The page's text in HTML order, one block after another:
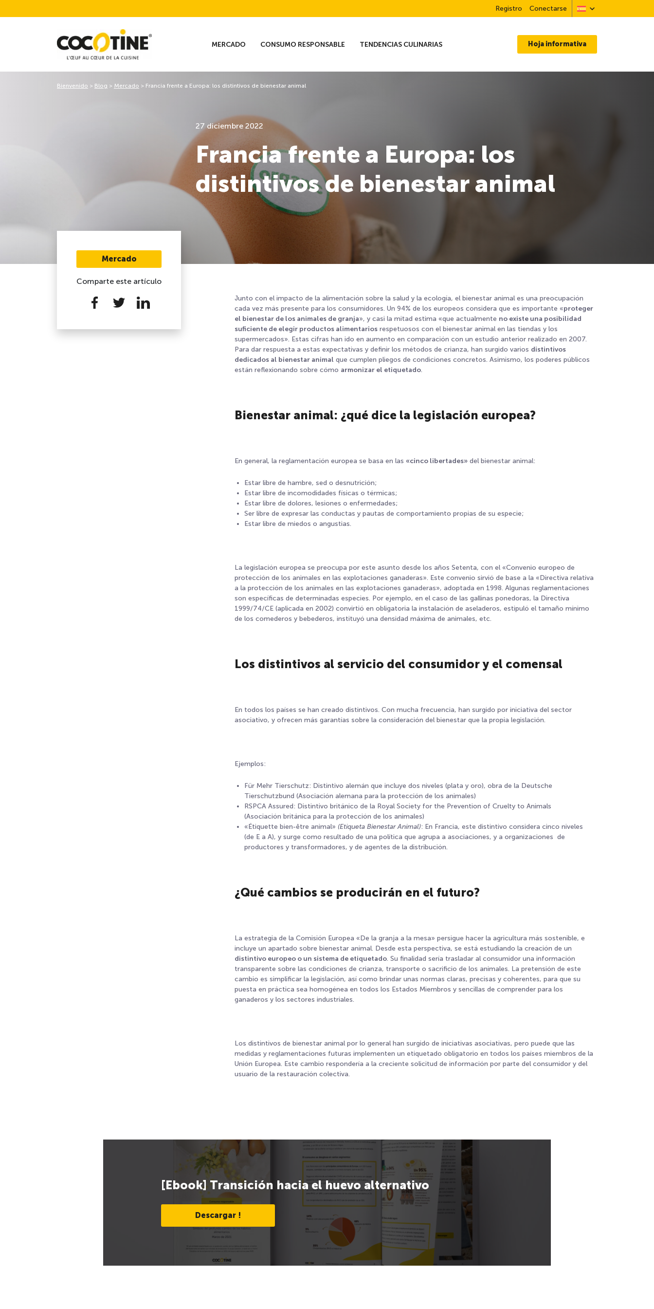
Registro Conectarse
MERCADO CONSUMO RESPONSABLE TENDENCIAS CULINARIAS Hoja informativa
27 diciembre 2022
Francia frente a Europa: los
distintivos de bienestar animal
Bienvenido > Blog > Mercado > Francia frente a Europa: los distintivos de bienestar animal
Mercado
Comparte este artículo
Junto con el impacto de la alimentación sobre la salud y la ecología, el bienestar animal es una preocupación
cada vez más presente para los consumidores. Un 94% de los europeos considera que es importante «proteger
el bienestar de los animales de granja», y casi la mitad estima «que actualmente no existe una posibilidad
suficiente de elegir productos alimentarios respetuosos con el bienestar animal en las tiendas y los
supermercados». Estas cifras han ido en aumento en comparación con un estudio anterior realizado en 2007.
Para dar respuesta a estas expectativas y definir los métodos de crianza, han surgido varios distintivos
dedicados al bienestar animal que cumplen pliegos de condiciones concretos. Asimismo, los poderes públicos
están reflexionando sobre cómo armonizar el etiquetado.
Bienestar animal: ¿qué dice la legislación europea?
En general, la reglamentación europea se basa en las «cinco libertades» del bienestar animal:
Estar libre de hambre, sed o desnutrición;
Estar libre de incomodidades físicas o térmicas;
Estar libre de dolores, lesiones o enfermedades;
Ser libre de expresar las conductas y pautas de comportamiento propias de su especie;
Estar libre de miedos o angustias.
La legislación europea se preocupa por este asunto desde los años Setenta, con el «Convenio europeo de
protección de los animales en las explotaciones ganaderas». Este convenio sirvió de base a la «Directiva relativa
a la protección de los animales en las explotaciones ganaderas», adoptada en 1998. Algunas reglamentaciones
son específicas de determinadas especies. Por ejemplo, en el caso de las gallinas ponedoras, la Directiva
1999/74/CE (aplicada en 2002) convirtió en obligatoria la instalación de aseladeros, estipuló el tamaño mínimo
de los comederos y bebederos, instituyó una densidad máxima de animales, etc.
Los distintivos al servicio del consumidor y el comensal
En todos los países se han creado distintivos. Con mucha frecuencia, han surgido por iniciativa del sector
asociativo, y ofrecen más garantías sobre la consideración del bienestar que la propia legislación.
Ejemplos:
Für Mehr Tierschutz: Distintivo alemán que incluye dos niveles (plata y oro), obra de la Deutsche
Tierschutzbund (Asociación alemana para la protección de los animales)
RSPCA Assured: Distintivo británico de la Royal Society for the Prevention of Cruelty to Animals
(Asociación británica para la protección de los animales)
«Étiquette bien-être animal» (Etiqueta Bienestar Animal): En Francia, este distintivo considera cinco niveles
(de E a A), y surge como resultado de una política que agrupa a asociaciones, y a organizaciones de
productores y transformadores, y de agentes de la distribución.
¿Qué cambios se producirán en el futuro?
La estrategia de la Comisión Europea «De la granja a la mesa» persigue hacer la agricultura más sostenible, e
incluye un apartado sobre bienestar animal. Desde esta perspectiva, se está estudiando la creación de un
distintivo europeo o un sistema de etiquetado. Su finalidad sería trasladar al consumidor una información
transparente sobre las condiciones de crianza, transporte o sacrificio de los animales. La pretensión de este
cambio es simplificar la legislación, así como brindar unas normas claras, precisas y coherentes, para que su
puesta en práctica sea homogénea en todos los Estados Miembros y sencillas de comprender para los
ganaderos y los sectores industriales.
Los distintivos de bienestar animal por lo general han surgido de iniciativas asociativas, pero puede que las
medidas y reglamentaciones futuras implementen un etiquetado obligatorio en todos los países miembros de la
Unión Europea. Este cambio respondería a la creciente solicitud de información por parte del consumidor y del
usuario de la restauración colectiva.
[Ebook] Transición hacia el huevo alternativo
Descargar !